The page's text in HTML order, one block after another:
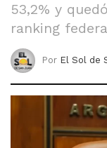
53,2% y
ranking
Por El Sol de